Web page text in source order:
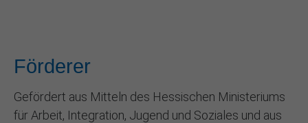
Förderer
Gefördert aus Mitteln des Hessischen Ministeriums
für Arbeit, Integration, Jugend und Soziales und aus